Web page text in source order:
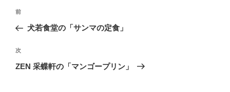
投
ナ
ビ
ゲ
前
の
稿
前
犬若食堂の「サンマの定食」
次
の
次
ZEN 采蝶軒の「マンゴープリン」